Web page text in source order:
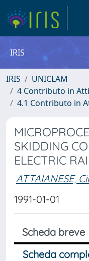
IRIS
IRIS
UNICLAM
4 Contributo in
4.1 Contributo in
SKIDDING
ELECTRIC
ATTAIANESE,
1991-01-01
Scheda breve
Scheda